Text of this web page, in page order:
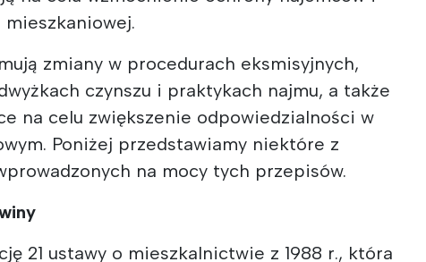
zmiany w procedurach eksmisyjnych,
czynszu i praktykach najmu, a także
na celu zwiększenie odpowiedzialności w
Poniżej przedstawiamy niektóre z
na mocy tych przepisów.
21 ustawy o mieszkalnictwie z 1988 r., która